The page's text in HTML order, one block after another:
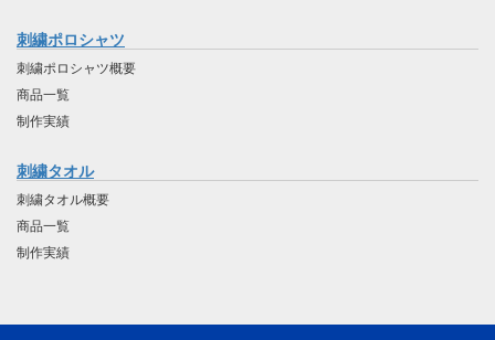
刺繍ポロシャツ
刺繍ポロシャツ概要
商品一覧
制作実績
刺繍タオル
刺繍タオル概要
商品一覧
制作実績